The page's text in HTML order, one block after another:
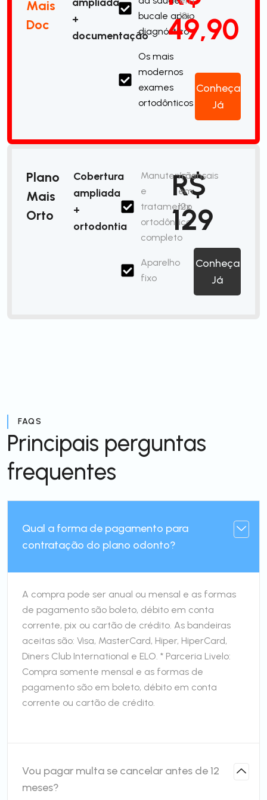
Mais
Doc
+
documentação
bucale apoio
diagnóstico
Os mais
modernos
exames
ortodônticos
49,90
12x
Conheça
Já
Plano
Mais
Orto
Cobertura
ampliada
+
ortodontia
Manutenção
e
tratamento
ortodôntico
completo
Aparelho
fixo
R$
129
/mensais
em
12x
Conheça
Já
FAQS
Principais perguntas
frequentes
Qual a forma de pagamento para
contratação do plano odonto?
A compra pode ser anual ou mensal e as formas
de pagamento são boleto, débito em conta
corrente, pix ou cartão de crédito. As bandeiras
aceitas são: Visa, MasterCard, Hiper, HiperCard,
Diners Club International e ELO. * Parceria Livelo:
Compra somente mensal e as formas de
pagamento são em boleto, débito em conta
corrente ou cartão de crédito.
Vou pagar multa se cancelar antes de 12
meses?